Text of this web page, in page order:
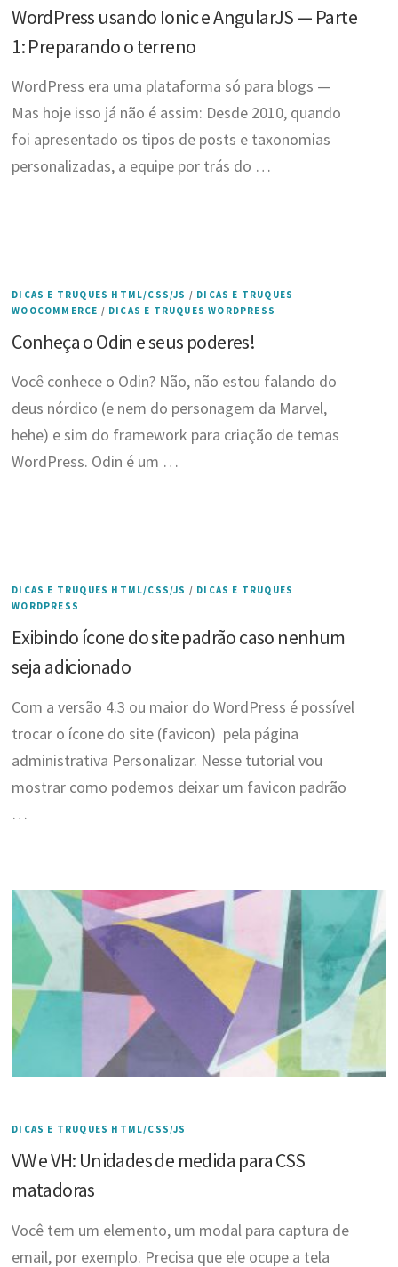
WordPress usando Ionic e AngularJS — Parte
1: Preparando o terreno
WordPress era uma plataforma só para blogs —
Mas hoje isso já não é assim: Desde 2010, quando
foi apresentado os tipos de posts e taxonomias
personalizadas, a equipe por trás do …
DICAS E TRUQUES HTML/CSS/JS / DICAS E TRUQUES
WOOCOMMERCE / DICAS E TRUQUES WORDPRESS
Conheça o Odin e seus poderes!
Você conhece o Odin? Não, não estou falando do
deus nórdico (e nem do personagem da Marvel,
hehe) e sim do framework para criação de temas
WordPress. Odin é um …
DICAS E TRUQUES HTML/CSS/JS / DICAS E TRUQUES
WORDPRESS
Exibindo ícone do site padrão caso nenhum
seja adicionado
Com a versão 4.3 ou maior do WordPress é possível
trocar o ícone do site (favicon) pela página
administrativa Personalizar. Nesse tutorial vou
mostrar como podemos deixar um favicon padrão
…
DICAS E TRUQUES HTML/CSS/JS
VW e VH: Unidades de medida para CSS
matadoras
Você tem um elemento, um modal para captura de
email, por exemplo. Precisa que ele ocupe a tela